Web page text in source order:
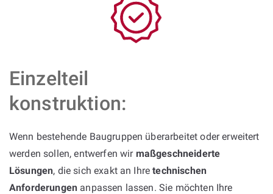
Einzelteil
konstruktion:
Wenn bestehende Baugruppen überarbeitet oder erweitert
werden sollen, entwerfen wir maßgeschneiderte
Lösungen, die sich exakt an Ihretechnischen
Anforderungen anpassen lassen. Sie möchten Ihre